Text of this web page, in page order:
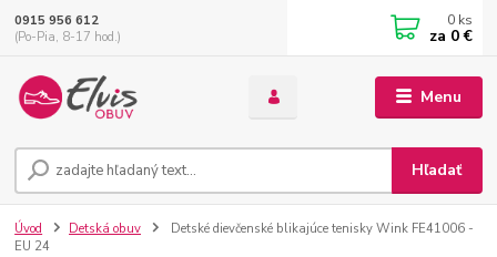
Menu
Hľadať
0915 956 612
(Po-Pia, 8-17 hod.)
0 ks
za 0 €
Úvod Detská obuv
Detské dievčenské blikajúce tenisky Wink FE41006 -
EU 24